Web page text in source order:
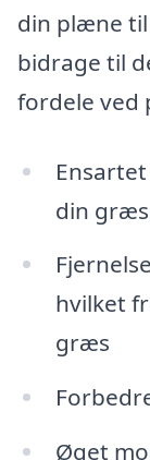
din plæne til
bidrage til
fordele ved
din
hvilket
græs
Øget